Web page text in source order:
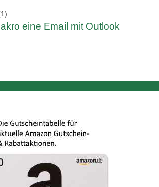
eine Email mit Outlook